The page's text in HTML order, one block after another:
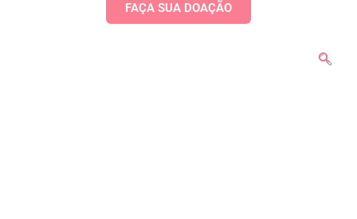
FAÇA SUA DOAÇÃO